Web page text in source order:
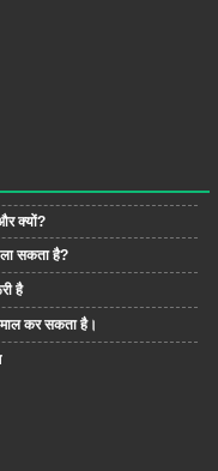
क्यों?
सकता है?
है
कर सकता है।